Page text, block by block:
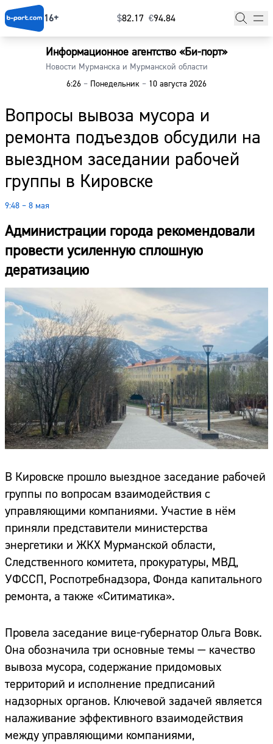
16+ $⁠82.17 €⁠94.84
Информационное агентство «Би-порт»
Новости Мурманска и Мурманской области
6:26 – Понедельник – 10 августа 2026
Вопросы вывоза мусора и
ремонта подъездов обсудили на
выездном заседании рабочей
группы в Кировске
9:48 – 8 мая
Администрации города рекомендовали
провести усиленную сплошную
дератизацию
В Кировске прошло выездное заседание рабочей
группы по вопросам взаимодействия с
управляющими компаниями. Участие в нём
приняли представители министерства
энергетики и ЖКХ Мурманской области,
Следственного комитета, прокуратуры, МВД,
УФССП, Роспотребнадзора, Фонда капитального
ремонта, а также «Ситиматика».
Провела заседание вице-губернатор Ольга Вовк.
Она обозначила три основные темы — качество
вывоза мусора, содержание придомовых
территорий и исполнение предписаний
надзорных органов. Ключевой задачей является
налаживание эффективного взаимодействия
между управляющими компаниями,
Главная
Наши гости
Фоторепортажи
Погода
Курсы валют